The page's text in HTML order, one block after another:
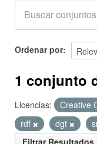
Ordenar por
1 conjunto
Licencias: Creative
rdf
dgt
Filtrar Resultados